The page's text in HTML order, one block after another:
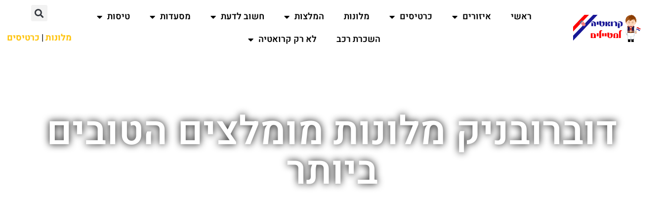
ראשי איזורים כרטיסים מלונות המלצות חשוב לדעת מסעדות
טיסות
השכרת רכב
לא רק קרואטיה מלונות| כרטיסים
דוברובניק מלונות מומלצים הטובים
ביותר